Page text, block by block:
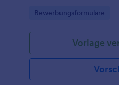
kostenlosen Vorlage für
Fragen Sie sie, wie ein
sie gerne tun, was sie von
und vieles mehr. Passen
Ihren Zweck an, betten Sie
oder teilen Sie es mit
Go to Category:
Bewerbungsformulare
Vorlage